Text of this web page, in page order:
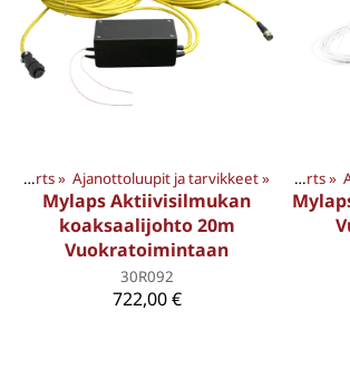
Motorsports‪» Ajanottoluupit ja tarvikkeet‪»
Mylaps Aktiivisilmukan
koaksaalijohto 20m
Vuokratoimintaan
30R092
722,00 €
Products‪» MYLAPS TUOTTEET ‪» Motorsports‪»
Products